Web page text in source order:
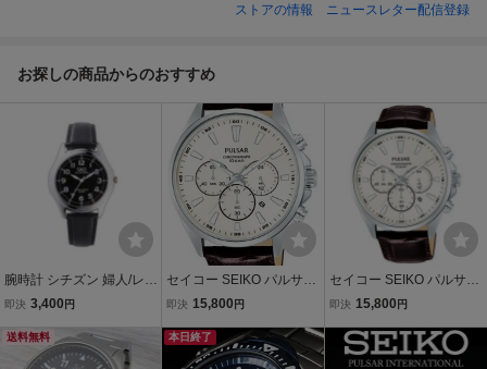
ストアの情報 ニュースレター配信登録
お探しの商品からのおすすめ
腕時計 シチズン 婦人/レデ
ィース メンズ アナログ ソ
本製ムーブメント 革ベル
ト ブラック E07A-001NK/
即決 3,400 円
セイコー SEIKO パルサー
PULSAR クロノグラフ腕
即決 15,800 円
セイコー SEIKO パルサー
PULSAR クロノグラフ腕
即決 15,800 円
送料無料 本日終了